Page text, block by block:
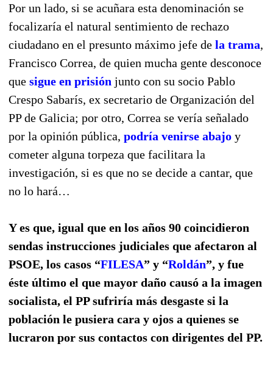
Por un lado, si se acuñara esta denominación se
focalizaría el natural sentimiento de rechazo
ciudadano en el presunto máximo jefe de la trama,
Francisco Correa, de quien mucha gente desconoce
que sigue en prisión junto con su socio Pablo
Crespo Sabarís, ex secretario de Organización del
PP de Galicia; por otro, Correa se vería señalado
por la opinión pública, podría venirse abajo y
cometer alguna torpeza que facilitara la
investigación, si es que no se decide a cantar, que
no lo hará…
Y es que, igual que en los años 90 coincidieron
sendas instrucciones judiciales que afectaron al
PSOE, los casos “FILESA” y “Roldán”, y fue
éste último el que mayor daño causó a la imagen
socialista, el PP sufriría más desgaste si la
población le pusiera cara y ojos a quienes se
lucraron por sus contactos con dirigentes del PP.